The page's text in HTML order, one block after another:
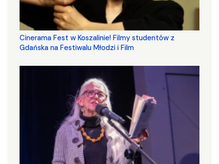
Cinerama Fest w Koszalinie! Filmy studentów z
Gdańska na Festiwalu Młodzi i Film